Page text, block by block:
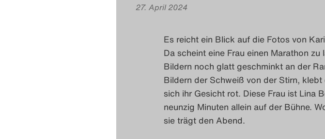
27. April 2024
Es reicht ein Blick auf die Fotos von
Da scheint eine Frau einen Marathon
Bildern noch glatt geschminkt an der
Bildern der Schweiß von der Stirn,
sich ihr Gesicht rot. Diese Frau ist Lina
neunzig Minuten allein auf der Bühne.
sie trägt den Abend.